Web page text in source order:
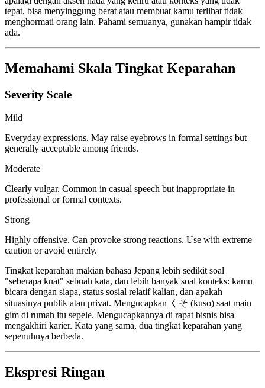
tepat, bisa menyinggung berat atau membuat kamu terlihat tidak
menghormati orang lain. Pahami semuanya, gunakan hampir tidak
ada.
Memahami Skala Tingkat Keparahan
Severity Scale
Mild
Everyday expressions. May raise eyebrows in formal settings but
generally acceptable among friends.
Moderate
Clearly vulgar. Common in casual speech but inappropriate in
professional or formal contexts.
Strong
Highly offensive. Can provoke strong reactions. Use with extreme
caution or avoid entirely.
Tingkat keparahan makian bahasa Jepang lebih sedikit soal
"seberapa kuat" sebuah kata, dan lebih banyak soal konteks: kamu
bicara dengan siapa, status sosial relatif kalian, dan apakah
situasinya publik atau privat. Mengucapkan くそ (kuso) saat main
gim di rumah itu sepele. Mengucapkannya di rapat bisnis bisa
mengakhiri karier. Kata yang sama, dua tingkat keparahan yang
sepenuhnya berbeda.
Ekspresi Ringan